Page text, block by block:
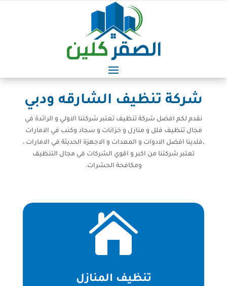
شركة تنظيف الشارقه ودبي
نقدم لكم افضل شركة تنظيف تعتبر شركتنا الاولي و الرائدة في
مجال تنظيف فلل و منازل و خزانات و سجاد وكنب في الامارات
،فلدينا افضل الادوات و المعدات و الاجهزة الحديثة في الامارات ،
تعتبر شركتنا من اكبر و اقوي الشركات في مجال التنظيف
ومكافحة الحشرات.

تنظيف المنازل